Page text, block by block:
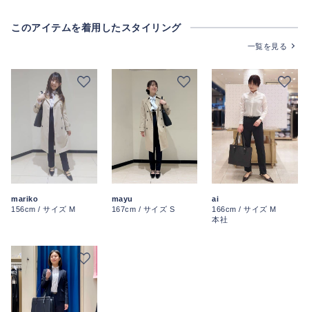
このアイテムを着用したスタイリング
一覧を見る
mariko
156cm / サイズ M
mayu
167cm / サイズ S
ai
166cm / サイズ M
本社